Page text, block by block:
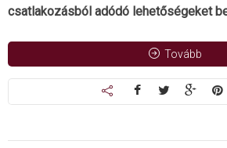
csatlakozásból adódó lehetőségeket
Tovább